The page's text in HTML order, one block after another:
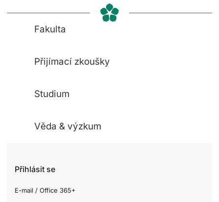
Fakulta
Přijímací zkoušky
Studium
Věda & výzkum
Přihlásit se
E-mail / Office 365+